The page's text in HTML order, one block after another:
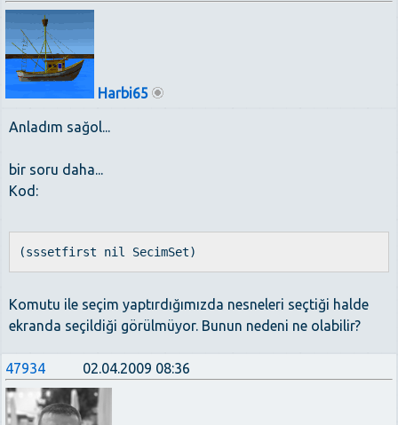
Harbi65
Anladım sağol...
bir soru daha...
Kod:
(sssetfirst nil SecimSet)
Komutu ile seçim yaptırdığımızda nesneleri seçtiği halde
ekranda seçildiği görülmüyor. Bunun nedeni ne olabilir?
47934 02.04.2009 08:36